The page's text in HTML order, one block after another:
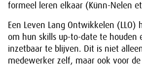
formeel leren elkaar (Künn-Nelen
Een Leven Lang Ontwikkelen
om hun skills up-to-date te houden
inzetbaar te blijven. Dit is niet
medewerker zelf, maar ook voor